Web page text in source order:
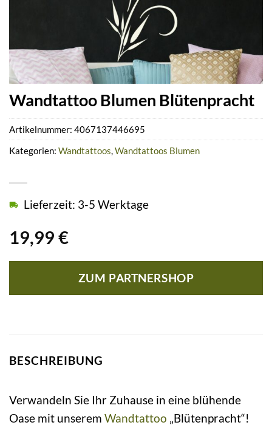
Wandtattoo Blumen Blütenpracht
19,99 €
Lieferzeit: 3-5 Werktage
ZUM PARTNERSHOP
Artikelnummer: 4067137446695
Kategorien: Wandtattoos,Wandtattoos Blumen
BESCHREIBUNG
Verwandeln Sie Ihr Zuhause in eine blühende
Oase mit unserem Wandtattoo „Blütenpracht“!